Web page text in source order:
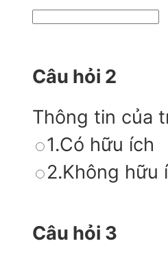
Câu hỏi 2
Thông tin của
1.Có hữu ích
2.Không hữu
Câu hỏi 3